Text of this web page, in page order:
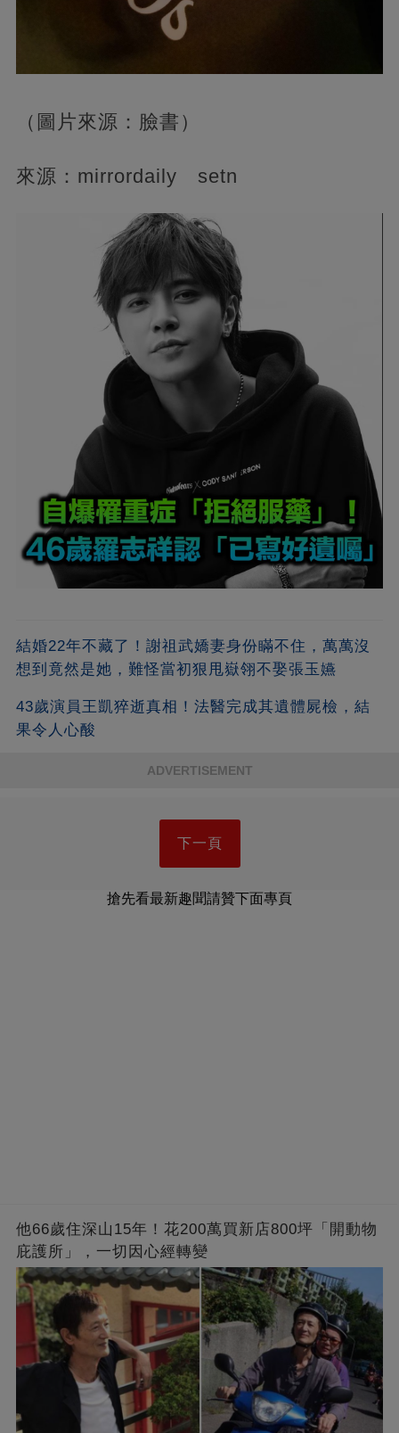
（圖片來源：臉書）
來源：mirrordaily setn
結婚22年不藏了！謝祖武嬌妻身份瞞不住，萬萬沒
想到竟然是她，難怪當初狠甩嶽翎不娶張玉嬿
43歲演員王凱猝逝真相！法醫完成其遺體屍檢，結
果令人心酸
ADVERTISEMENT
下一頁
搶先看最新趣聞請贊下面專頁
他66歲住深山15年！花200萬買新店800坪「開動物
庇護所」，一切因心經轉變